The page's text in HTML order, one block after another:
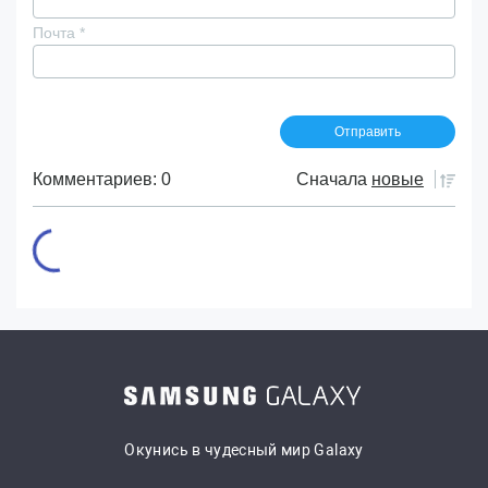
Почта *
Комментариев: 0 Сначала новые
Окунись в чудесный мир Galaxy